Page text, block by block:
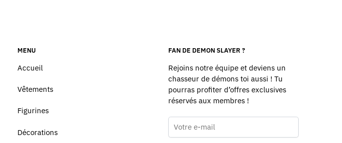
MENU
Accueil
Vêtements
Figurines
Décorations
FAN DE DEMON SLAYER ?
Rejoins notre équipe et deviens un
chasseur de démons toi aussi ! Tu
pourras profiter d’offres exclusives
réservés aux membres !